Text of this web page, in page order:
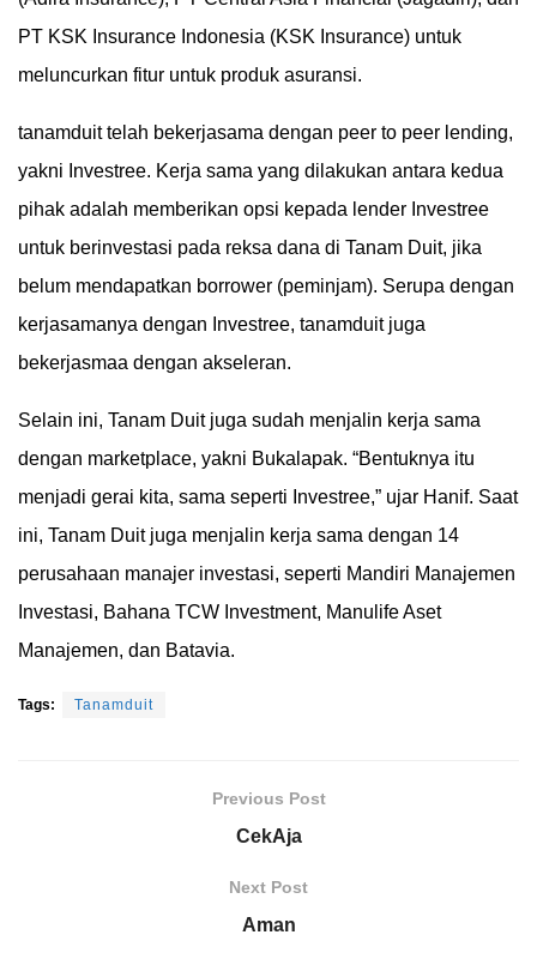
PT KSK Insurance Indonesia (KSK Insurance) untuk
meluncurkan fitur untuk produk asuransi.
tanamduit telah bekerjasama dengan peer to peer lending,
yakni Investree. Kerja sama yang dilakukan antara kedua
pihak adalah memberikan opsi kepada lender Investree
untuk berinvestasi pada reksa dana di Tanam Duit, jika
belum mendapatkan borrower (peminjam). Serupa dengan
kerjasamanya dengan Investree, tanamduit juga
bekerjasmaa dengan akseleran.
Selain ini, Tanam Duit juga sudah menjalin kerja sama
dengan marketplace, yakni Bukalapak. “Bentuknya itu
menjadi gerai kita, sama seperti Investree,” ujar Hanif. Saat
ini, Tanam Duit juga menjalin kerja sama dengan 14
perusahaan manajer investasi, seperti Mandiri Manajemen
Investasi, Bahana TCW Investment, Manulife Aset
Manajemen, dan Batavia.
Tags: Tanamduit
Previous Post
CekAja
Next Post
Aman